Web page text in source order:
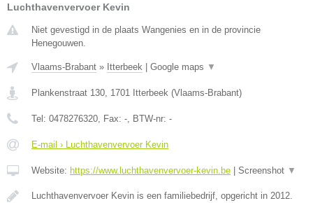
Luchthavenvervoer Kevin
Niet gevestigd in de plaats Wangenies en in de provincie
Henegouwen.
Vlaams-Brabant » Itterbeek Google maps ▼
Plankenstraat 130, 1701 Itterbeek (Vlaams-Brabant)
Tel: 0478276320, Fax: -, BTW-nr: -
E-mail › Luchthavenvervoer Kevin
Website: https://www.luchthavenvervoer-kevin.be Screenshot ▼
Luchthavenvervoer Kevin is een familiebedrijf, opgericht in 2012.